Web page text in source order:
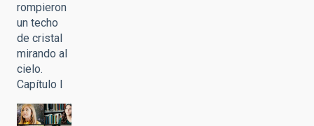
rompieron
un techo
de cristal
mirando al
cielo.
Capítulo I